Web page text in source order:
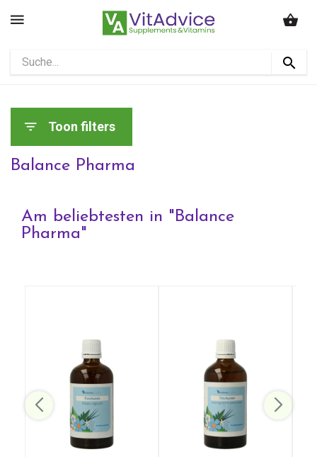
Toon filters
Balance Pharma
Am beliebtesten in "Balance
Pharma"